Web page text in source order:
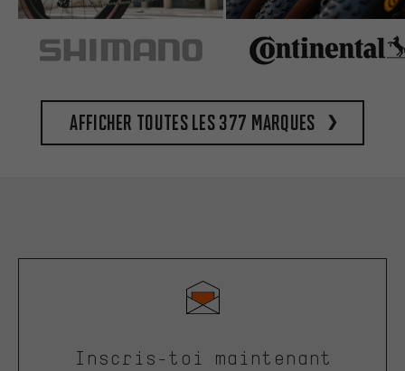
Afficher toutes les 377 marques
Inscris-toi maintenant